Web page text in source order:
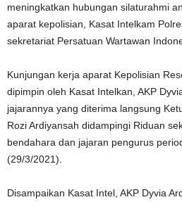
meningkatkan hubungan silaturahmi
aparat kepolisian, Kasat Intelkam
sekretariat Persatuan Wartawan
Kunjungan kerja aparat Kepolisian
dipimpin oleh Kasat Intelkan, AKP
jajarannya yang diterima langsung
Rozi Ardiyansah didampingi Riduan
bendahara dan jajaran pengurus
(29/3/2021).
Disampaikan Kasat Intel, AKP Dyvia